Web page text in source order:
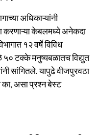
अधिकाऱ्यांनी
करणाऱ्या केबलमध्ये अनेकदा
१२ वर्षे विविध
५० टक्के मनुष्यबळातच विद्युत
सांगितले. यापुढे वीजपुरवठा
का, असा प्रश्न बेस्ट